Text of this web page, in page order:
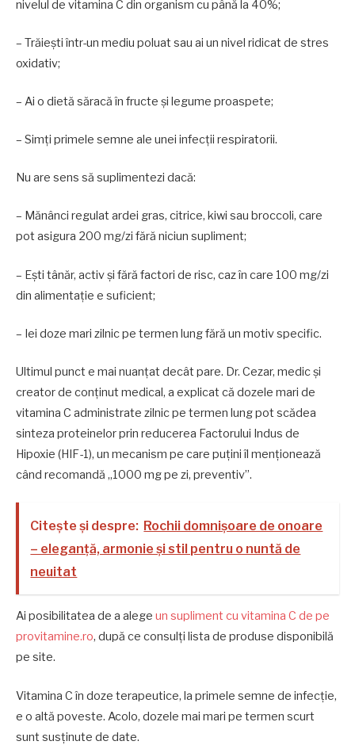
nivelul de vitamina C din organism cu până la 40%;
– Trăiești într-un mediu poluat sau ai un nivel ridicat de stres
oxidativ;
– Ai o dietă săracă în fructe și legume proaspete;
– Simți primele semne ale unei infecții respiratorii.
Nu are sens să suplimentezi dacă:
– Mănânci regulat ardei gras, citrice, kiwi sau broccoli, care
pot asigura 200 mg/zi fără niciun supliment;
– Ești tânăr, activ și fără factori de risc, caz în care 100 mg/zi
din alimentație e suficient;
– Iei doze mari zilnic pe termen lung fără un motiv specific.
Ultimul punct e mai nuanțat decât pare. Dr. Cezar, medic și
creator de conținut medical, a explicat că dozele mari de
vitamina C administrate zilnic pe termen lung pot scădea
sinteza proteinelor prin reducerea Factorului Indus de
Hipoxie (HIF-1), un mecanism pe care puțini îl menționează
când recomandă „1000 mg pe zi, preventiv”.
Citește și despre: Rochii domnișoare de onoare
– eleganță, armonie și stil pentru o nuntă de
neuitat
Ai posibilitatea de a alege un supliment cu vitamina C de pe
provitamine.ro, după ce consulți lista de produse disponibilă
pe site.
Vitamina C în doze terapeutice, la primele semne de infecție,
e o altă poveste. Acolo, dozele mai mari pe termen scurt
sunt susținute de date.